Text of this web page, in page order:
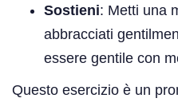
Sostieni: Metti una
abbracciati
essere gentile con
Questo esercizio è un